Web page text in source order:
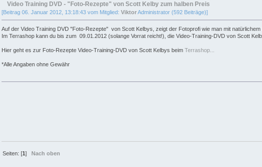
Video Training DVD - "Foto-Rezepte" von Scott Kelby zum halben Preis
[Beitrag 06. Januar 2012, 13:18:43 vom Mitglied: ViktorAdministrator (592 Beiträge)]
Auf der Video Training DVD "Foto-Rezepte" von Scott Kelbys, zeigt der Fotoprofi wie man mit
Im Terrashop kann du bis zum 09.01.2012 (solange Vorrat reicht!), die Video-Training-DVD von Scott
Hier geht es zur Foto-Rezepte Video-Training-DVD von Scott Kelbys beim Terrashop...
*Alle Angaben ohne Gewähr
Seiten: [1]Nach oben